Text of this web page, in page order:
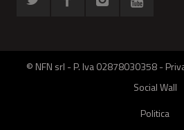
© NFN srl - P. Iva 02878030358 -
Social Wall
Politica